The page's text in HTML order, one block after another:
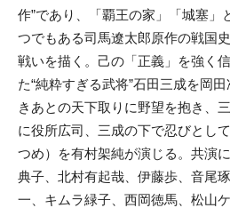
作”であり、「覇王の家」「城塞」
つでもある司馬遼太郎原作の戦国
戦いを描く。己の「正義」を強く
た“純粋すぎる武将”石田三成を岡
きあとの天下取りに野望を抱き、
に役所広司、三成の下で忍びとし
つめ）を有村架純が演じる。共演
典子、北村有起哉、伊藤歩、音尾
一、キムラ緑子、西岡徳馬、松山